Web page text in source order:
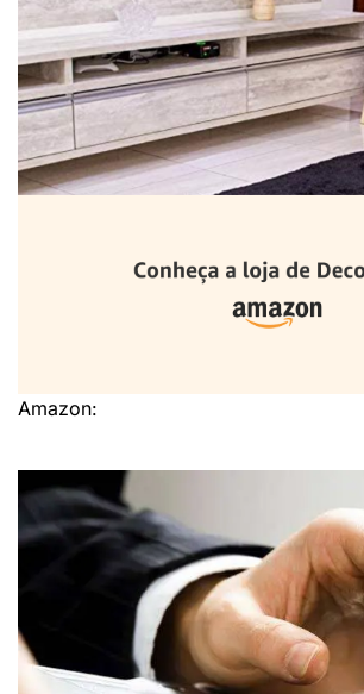
Amazon: